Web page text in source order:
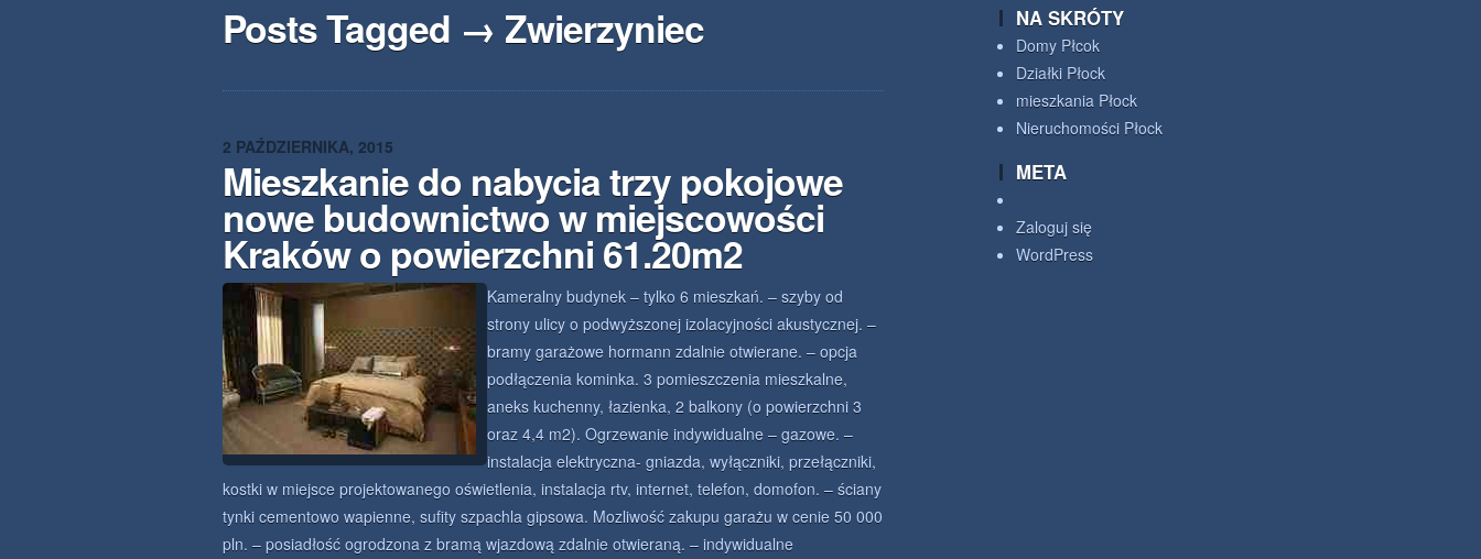
Posts Tagged → Zwierzyniec
2 PAŹDZIERNIKA, 2015
Mieszkanie do nabycia trzy pokojowe
nowe budownictwo w miejscowości
Kraków o powierzchni 61.20m2
Kameralny budynek – tylko 6 mieszkań. – szyby od
strony ulicy o podwyższonej izolacyjności akustycznej. –
bramy garażowe hormann zdalnie otwierane. – opcja
podłączenia kominka. 3 pomieszczenia mieszkalne,
aneks kuchenny, łazienka, 2 balkony (o powierzchni 3
oraz 4,4 m2). Ogrzewanie indywidualne – gazowe. –
instalacja elektryczna- gniazda, wyłączniki, przełączniki,
kostki w miejsce projektowanego oświetlenia, instalacja rtv, internet, telefon, domofon. – ściany
tynki cementowo wapienne, sufity szpachla gipsowa. Mozliwość zakupu garażu w cenie 50 000
pln. – posiadłość ogrodzona z bramą wjazdową zdalnie otwieraną. – indywidualne
NA SKRÓTY
Domy Płcok
Działki Płock
mieszkania Płock
Nieruchomości Płock
META
Zaloguj się
WordPress